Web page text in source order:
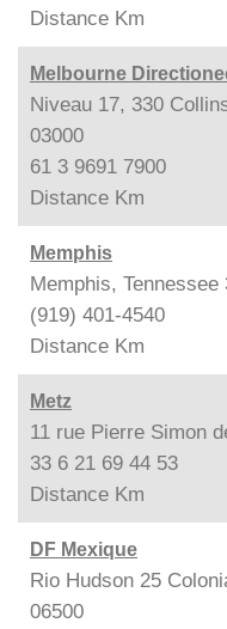
Distance Km
Melbourne
Niveau 17, 330
03000
61 3 9691 7900
Distance Km
Memphis
Memphis, Tennessee
(919) 401-4540
Distance Km
Metz
11 rue Pierre Simon
33 6 21 69 44 53
Distance Km
DF Mexique
Rio Hudson 25
06500